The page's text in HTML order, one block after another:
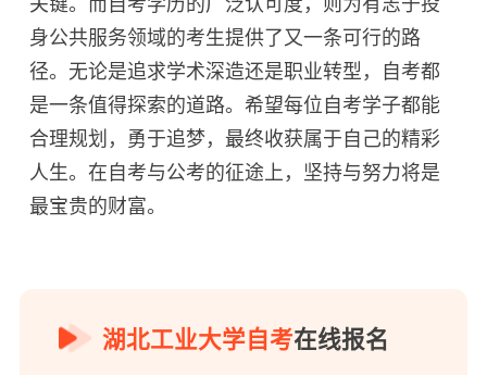
身公共服务领域的考生提供了又一条可行的路
径。无论是追求学术深造还是职业转型，自考都
是一条值得探索的道路。希望每位自考学子都能
合理规划，勇于追梦，最终收获属于自己的精彩
人生。在自考与公考的征途上，坚持与努力将是
最宝贵的财富。
湖北工业大学自考在线报名